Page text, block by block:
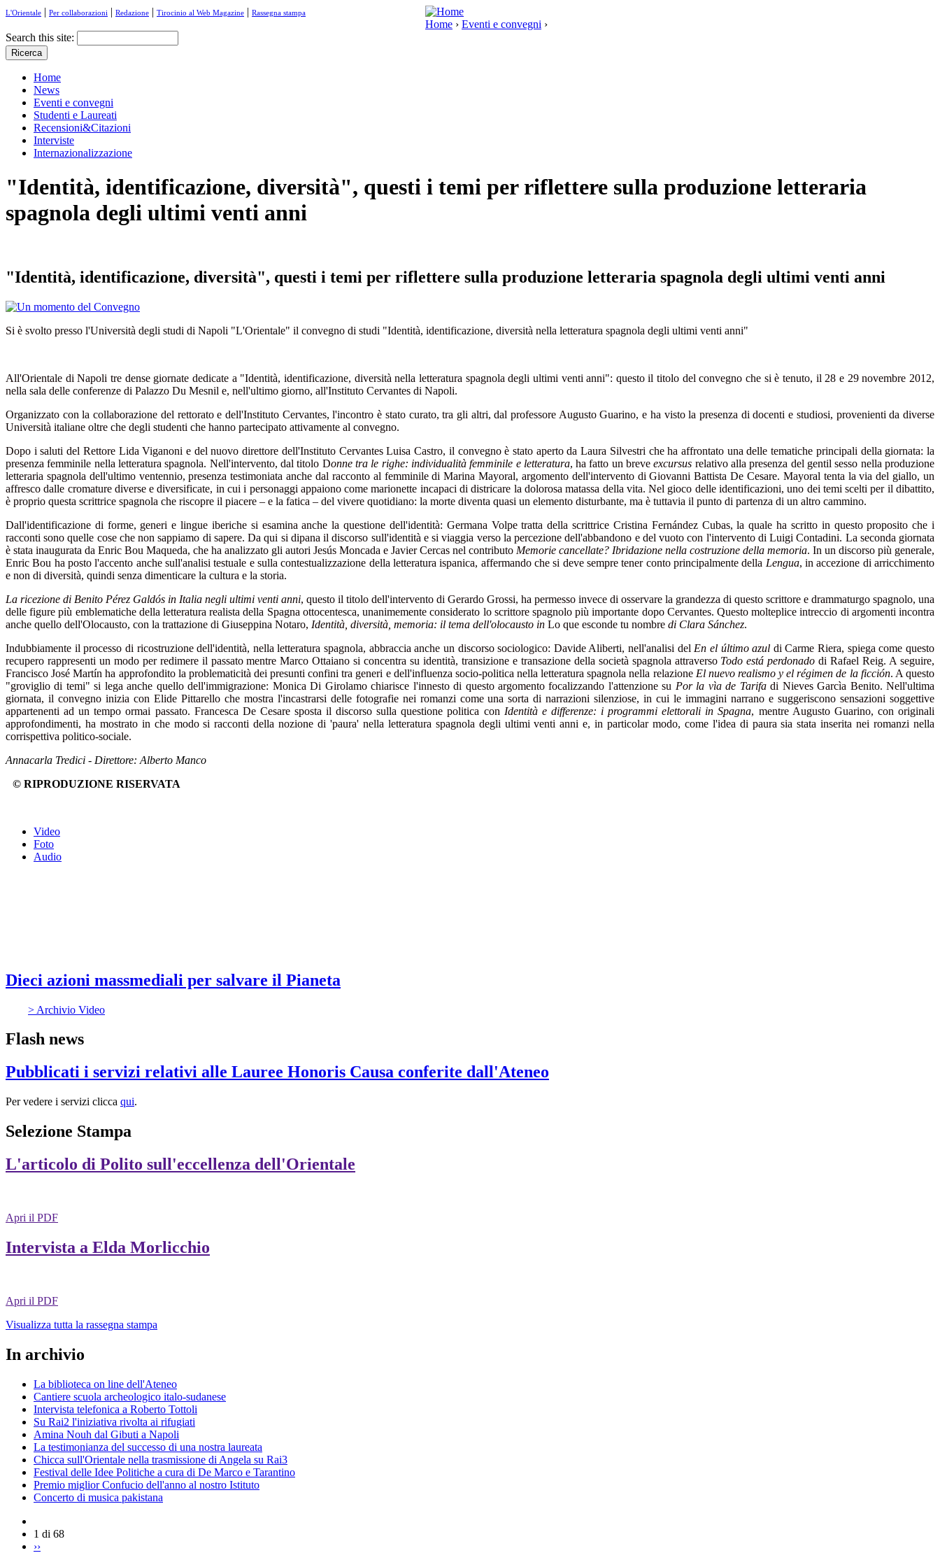
L'Orientale | Per collaborazioni | Redazione | Tirocinio al Web Magazine | Rassegna stampa
Home › Eventi e convegni ›
Search this site:
Home
News
Eventi e convegni
Studenti e Laureati
Recensioni&Citazioni
Interviste
Internazionalizzazione
"Identità, identificazione, diversità", questi i temi per riflettere sulla produzione letteraria
spagnola degli ultimi venti anni
"Identità, identificazione, diversità", questi i temi per riflettere sulla produzione letteraria spagnola degli ultimi venti anni
Si è svolto presso l'Università degli studi di Napoli "L'Orientale" il convegno di studi "Identità, identificazione, diversità nella letteratura spagnola degli ultimi venti anni"
All'Orientale di Napoli tre dense giornate dedicate a "Identità, identificazione, diversità nella letteratura spagnola degli ultimi venti anni": questo il titolo del convegno che si è tenuto, il 28 e 29 novembre 2012,
nella sala delle conferenze di Palazzo Du Mesnil e, nell'ultimo giorno, all'Instituto Cervantes di Napoli.
Organizzato con la collaborazione del rettorato e dell'Instituto Cervantes, l'incontro è stato curato, tra gli altri, dal professore Augusto Guarino, e ha visto la presenza di docenti e studiosi, provenienti da diverse
Università italiane oltre che degli studenti che hanno partecipato attivamente al convegno.
Dopo i saluti del Rettore Lida Viganoni e del nuovo direttore dell'Instituto Cervantes Luisa Castro, il convegno è stato aperto da Laura Silvestri che ha affrontato una delle tematiche principali della giornata: la
presenza femminile nella letteratura spagnola. Nell'intervento, dal titolo Donne tra le righe: individualità femminile e letteratura, ha fatto un breveexcursus relativo alla presenza del gentil sesso nella produzione
letteraria spagnola dell'ultimo ventennio, presenza testimoniata anche dal racconto al femminile di Marina Mayoral, argomento dell'intervento di Giovanni Battista De Cesare. Mayoral tenta la via del giallo, un
affresco dalle cromature diverse e diversificate, in cui i personaggi appaiono come marionette incapaci di districare la dolorosa matassa della vita. Nel gioco delle identificazioni, uno dei temi scelti per il dibattito,
è proprio questa scrittrice spagnola che riscopre il piacere – e la fatica – del vivere quotidiano: la morte diventa quasi un elemento disturbante, ma è tuttavia il punto di partenza di un altro cammino.
Dall'identificazione di forme, generi e lingue iberiche si esamina anche la questione dell'identità: Germana Volpe tratta della scrittrice Cristina Fernández Cubas, la quale ha scritto in questo proposito che i
racconti sono quelle cose che non sappiamo di sapere. Da qui si dipana il discorso sull'identità e si viaggia verso la percezione dell'abbandono e del vuoto con l'intervento di Luigi Contadini. La seconda giornata
è stata inaugurata da Enric Bou Maqueda, che ha analizzato gli autori Jesús Moncada e Javier Cercas nel contributo Memorie cancellate? Ibridazione nella costruzione della memoria. In un discorso più generale,
Enric Bou ha posto l'accento anche sull'analisi testuale e sulla contestualizzazione della letteratura ispanica, affermando che si deve sempre tener conto principalmente della Lengua, in accezione di arricchimento
e non di diversità, quindi senza dimenticare la cultura e la storia.
La ricezione di Benito Pérez Galdós in Italia negli ultimi venti anni, questo il titolo dell'intervento di Gerardo Grossi, ha permesso invece di osservare la grandezza di questo scrittore e drammaturgo spagnolo, una
delle figure più emblematiche della letteratura realista della Spagna ottocentesca, unanimemente considerato lo scrittore spagnolo più importante dopo Cervantes. Questo molteplice intreccio di argomenti incontra
anche quello dell'Olocausto, con la trattazione di Giuseppina Notaro, Identità, diversità, memoria: il tema dell'olocausto in Lo que esconde tu nombre di Clara Sánchez.
Indubbiamente il processo di ricostruzione dell'identità, nella letteratura spagnola, abbraccia anche un discorso sociologico: Davide Aliberti, nell'analisi del En el último azul di Carme Riera, spiega come questo
recupero rappresenti un modo per redimere il passato mentre Marco Ottaiano si concentra su identità, transizione e transazione della società spagnola attraverso Todo está perdonado di Rafael Reig. A seguire,
Francisco José Martín ha approfondito la problematicità dei presunti confini tra generi e dell'influenza socio-politica nella letteratura spagnola nella relazione El nuevo realismo y el régimen de la ficción. A questo
"groviglio di temi" si lega anche quello dell'immigrazione: Monica Di Girolamo chiarisce l'innesto di questo argomento focalizzando l'attenzione su Por la vìa de Tarifadi Nieves Garcìa Benito. Nell'ultima
giornata, il convegno inizia con Elide Pittarello che mostra l'incastrarsi delle fotografie nei romanzi come una sorta di narrazioni silenziose, in cui le immagini narrano e suggeriscono sensazioni soggettive
appartenenti ad un tempo ormai passato. Francesca De Cesare sposta il discorso sulla questione politica con Identità e differenze: i programmi elettorali in Spagna, mentre Augusto Guarino, con originali
approfondimenti, ha mostrato in che modo si racconti della nozione di 'paura' nella letteratura spagnola degli ultimi venti anni e, in particolar modo, come l'idea di paura sia stata inserita nei romanzi nella
corrispettiva politico-sociale.
Annacarla Tredici - Direttore: Alberto Manco
© RIPRODUZIONE RISERVATA
Video
Foto
Audio
Dieci azioni massmediali per salvare il Pianeta
> Archivio Video
Flash news
Pubblicati i servizi relativi alle Lauree Honoris Causa conferite dall'Ateneo
Per vedere i servizi clicca qui.
Selezione Stampa
L'articolo di Polito sull'eccellenza dell'Orientale
Apri il PDF
Intervista a Elda Morlicchio
Apri il PDF
Visualizza tutta la rassegna stampa
In archivio
La biblioteca on line dell'Ateneo
Cantiere scuola archeologico italo-sudanese
Intervista telefonica a Roberto Tottoli
Su Rai2 l'iniziativa rivolta ai rifugiati
Amina Nouh dal Gibuti a Napoli
La testimonianza del successo di una nostra laureata
Chicca sull'Orientale nella trasmissione di Angela su Rai3
Festival delle Idee Politiche a cura di De Marco e Tarantino
Premio miglior Confucio dell'anno al nostro Istituto
Concerto di musica pakistana
1 di 68
››